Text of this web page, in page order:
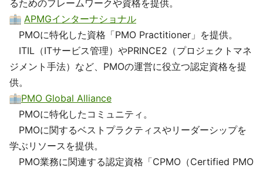
るためのフレームワークや資格を提供。
APMGインターナショナル
PMOに特化した資格「PMO Practitioner」を提供。
ITIL（ITサービス管理）やPRINCE2（プロジェクトマネ
ジメント手法）など、PMOの運営に役立つ認定資格を提
供。
PMO Global Alliance
PMOに特化したコミュニティ。
PMOに関するベストプラクティスやリーダーシップを
学ぶリソースを提供。
PMO業務に関連する認定資格「CPMO（Certified PMO